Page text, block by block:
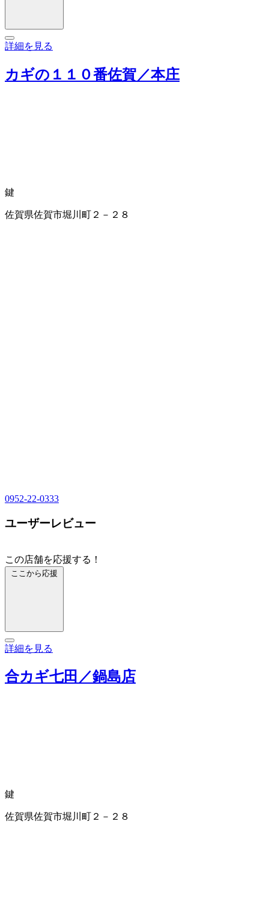
詳細を見る
カギの１１０番佐賀／本庄
鍵
佐賀県佐賀市堀川町２－２８
0952-22-0333
ユーザーレビュー
この店舗を応援する！
ここから応援
詳細を見る
合カギ七田／鍋島店
鍵
佐賀県佐賀市堀川町２－２８